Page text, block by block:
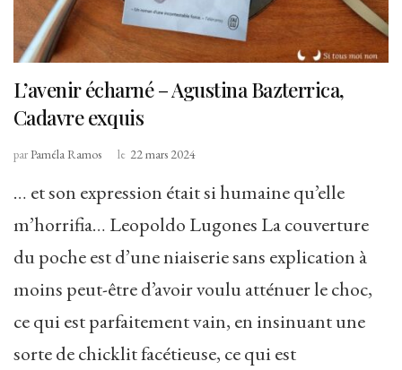
L’avenir écharné – Agustina Bazterrica,
Cadavre exquis
parPaméla Ramos le 22 mars 2024
… et son expression était si humaine qu’elle
m’horrifia… Leopoldo Lugones La couverture
du poche est d’une niaiserie sans explication à
moins peut-être d’avoir voulu atténuer le choc,
ce qui est parfaitement vain, en insinuant une
sorte de chicklit facétieuse, ce qui est